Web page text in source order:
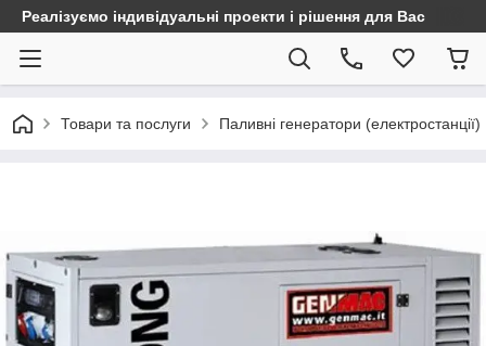
Реалізуємо індивідуальні проекти і рішення для Вас
Товари та послуги Паливні генератори (електростанції)